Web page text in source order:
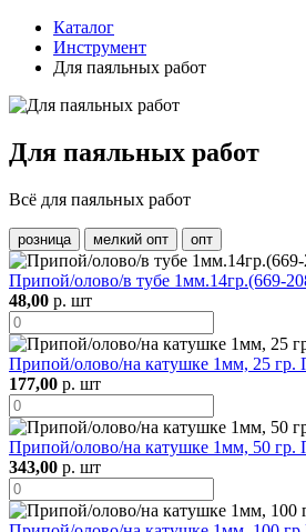
Каталог
Инструмент
Для паяльных работ
Для паяльных работ
Всё для паяльных работ
розница мелкий опт опт
Припой/олово/в тубе 1мм.14гр.(669-
48,00 р. шт
Припой/олово/на катушке 1мм, 25
177,00 р. шт
Припой/олово/на катушке 1мм, 50
343,00 р. шт